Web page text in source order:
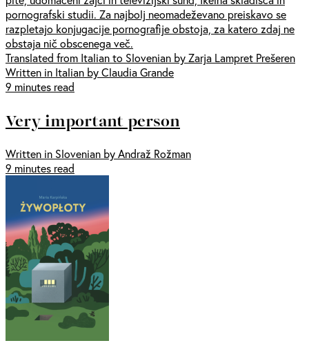
pornografski studii. Za najbolj neomadeževano preiskavo se
razpletajo konjugacije pornografije obstoja, za katero zdaj ne
obstaja nič obscenega več.
Translated from Italian to Slovenian by Zarja Lampret Prešeren
Written in Italian by Claudia Grande
9 minutes read
Very important person
Written in Slovenian by Andraž Rožman
9 minutes read